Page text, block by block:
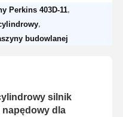
Perkins 403D-11
budowlanej
silnik
napędowy dla